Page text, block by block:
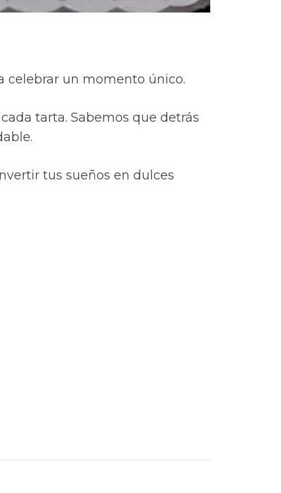
celebrar un momento único.
tarta. Sabemos que detrás
tus sueños en dulces